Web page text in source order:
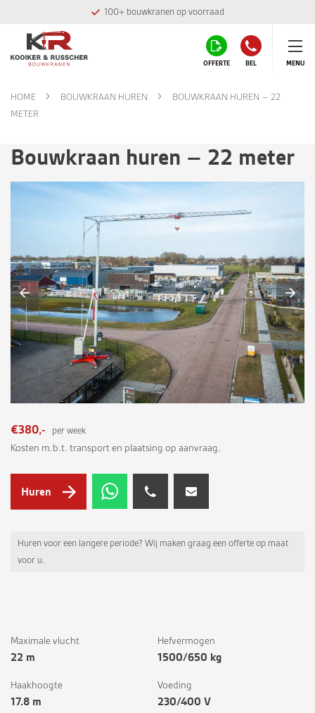
100+ bouwkranen op voorraad
OFFERTE BEL MENU
HOME BOUWKRAAN HUREN
BOUWKRAAN HUREN – 22
METER
Bouwkraan huren – 22 meter
€380,- per week
Kosten m.b.t. transport en plaatsing op aanvraag.
Huren
Huren voor een langere periode? Wij maken graag een offerte op maat
voor u.
Maximale vlucht
22 m
Hefvermogen
1500/650 kg
Haakhoogte
17.8 m
Voeding
230/400 V